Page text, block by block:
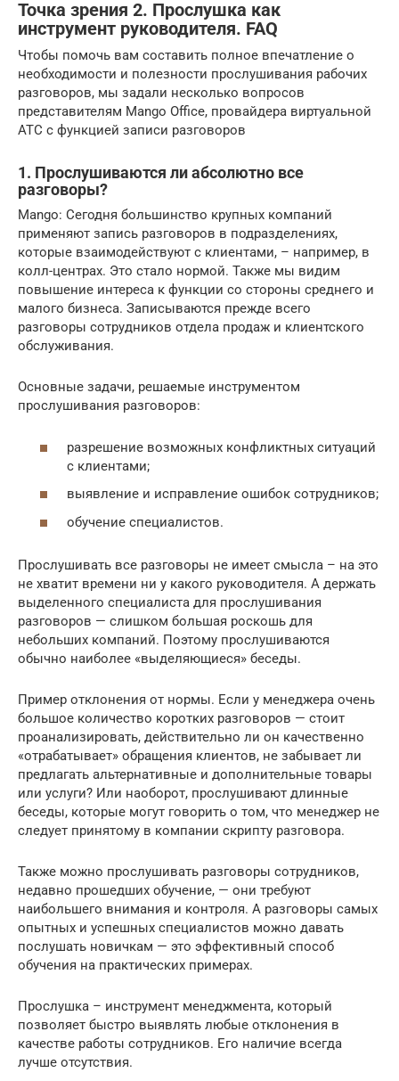
Точка зрения 2. Прослушка как
инструмент руководителя. FAQ
Чтобы помочь вам составить полное впечатление о
необходимости и полезности прослушивания рабочих
разговоров, мы задали несколько вопросов
представителям Mango Office, провайдера виртуальной
АТС с функцией записи разговоров
1. Прослушиваются ли абсолютно все
разговоры?
Mango: Сегодня большинство крупных компаний
применяют запись разговоров в подразделениях,
которые взаимодействуют с клиентами, – например, в
колл-центрах. Это стало нормой. Также мы видим
повышение интереса к функции со стороны среднего и
малого бизнеса. Записываются прежде всего
разговоры сотрудников отдела продаж и клиентского
обслуживания.
Основные задачи, решаемые инструментом
прослушивания разговоров:
разрешение возможных конфликтных ситуаций
с клиентами;
выявление и исправление ошибок сотрудников;
обучение специалистов.
Прослушивать все разговоры не имеет смысла – на это
не хватит времени ни у какого руководителя. А держать
выделенного специалиста для прослушивания
разговоров — слишком большая роскошь для
небольших компаний. Поэтому прослушиваются
обычно наиболее «выделяющиеся» беседы.
Пример отклонения от нормы. Если у менеджера очень
большое количество коротких разговоров — стоит
проанализировать, действительно ли он качественно
«отрабатывает» обращения клиентов, не забывает ли
предлагать альтернативные и дополнительные товары
или услуги? Или наоборот, прослушивают длинные
беседы, которые могут говорить о том, что менеджер не
следует принятому в компании скрипту разговора.
Также можно прослушивать разговоры сотрудников,
недавно прошедших обучение, — они требуют
наибольшего внимания и контроля. А разговоры самых
опытных и успешных специалистов можно давать
послушать новичкам — это эффективный способ
обучения на практических примерах.
Прослушка – инструмент менеджмента, который
позволяет быстро выявлять любые отклонения в
качестве работы сотрудников. Его наличие всегда
лучше отсутствия.